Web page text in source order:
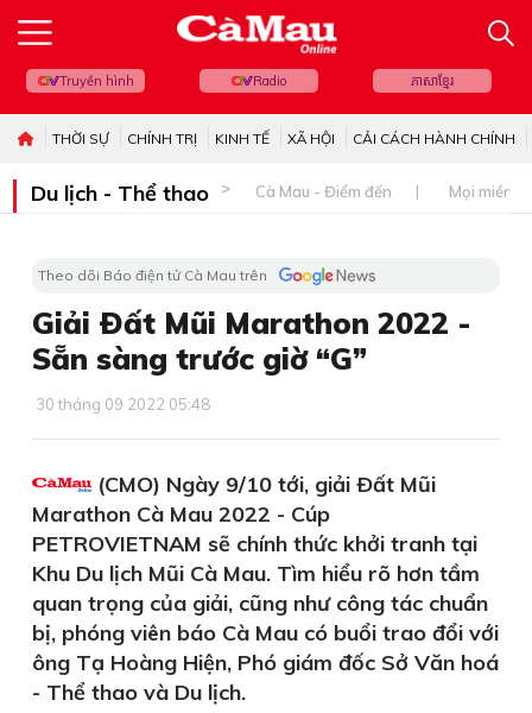
Truyền hình Radio ភាសាខ្មែរ
THỜI SỰ CHÍNH TRỊ KINH TẾ XÃ HỘI CẢI CÁCH HÀNH CHÍNH
Du lịch - Thể thao Cà Mau - Điểm đến Mọi miền
Theo dõi Báo điện tử Cà Mau trên
Giải Ðất Mũi Marathon 2022 -
Sẵn sàng trước giờ “G”
30 tháng 09 2022 05:48
(CMO) Ngày 9/10 tới, giải Ðất Mũi
Marathon Cà Mau 2022 - Cúp
PETROVIETNAM sẽ chính thức khởi tranh tại
Khu Du lịch Mũi Cà Mau. Tìm hiểu rõ hơn tầm
quan trọng của giải, cũng như công tác chuẩn
bị, phóng viên báo Cà Mau có buổi trao đổi với
ông Tạ Hoàng Hiện, Phó giám đốc Sở Văn hoá
- Thể thao và Du lịch.